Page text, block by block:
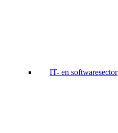
IT- en softwaresector